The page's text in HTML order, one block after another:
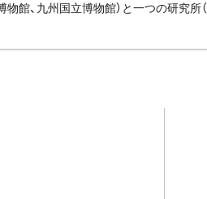
物館、九州国立博物館）と一つの研究